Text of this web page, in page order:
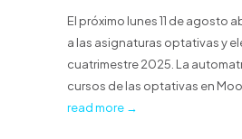
El próximo lunes 11 de agosto
a las asignaturas optativas y
cuatrimestre 2025. La
cursos de las optativas en
read more →